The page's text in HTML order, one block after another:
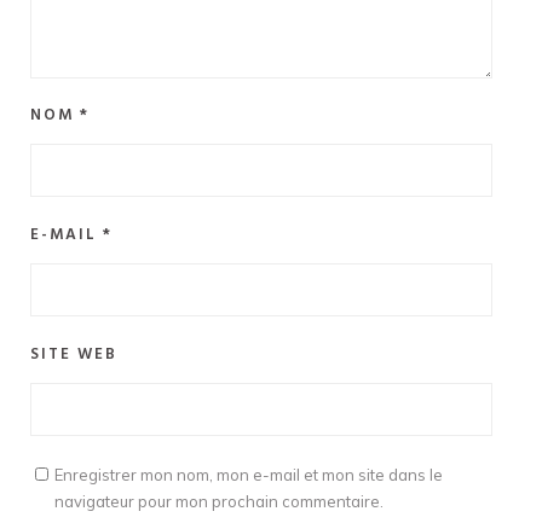
NOM *
E-MAIL *
SITE WEB
Enregistrer mon nom, mon e-mail et mon site dans le
navigateur pour mon prochain commentaire.